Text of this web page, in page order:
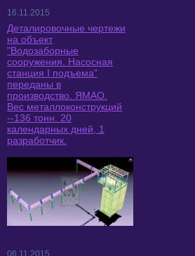
16.11.2015
Деталировочные чертежи
на объект
"Водозаборные
сооружения. Насосная
станция I подъема"
переданы в
производство. ЯМАО.
Вес металлоконструкций
--136 тонн. 20
календарных дней, 1
разработчик.
06.11.2015